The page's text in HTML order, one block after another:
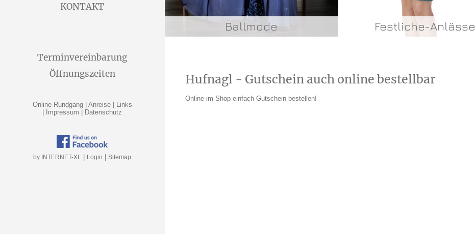
KONTAKT
Terminvereinbarung
Öffnungszeiten
Online-Rundgang| Anreise|
Links
Impressum Datenschutz
by INTERNET-XL Login |Sitemap
Ballmode Festliche-Anlässe
Hufnagl - Gutschein auch online bestellbar
Online im Shop einfach Gutschein bestellen!